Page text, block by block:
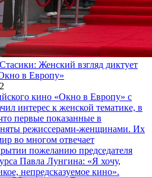
Женский взгляд диктует
в Европу»
кино «Окно в Европу» с
интерес к женской тематике, в
первые показанные в
режиссерами-женщинами. Их
во многом отвечает
пожеланию председателя
Павла Лунгина: «Я хочу,
непредсказуемое кино».